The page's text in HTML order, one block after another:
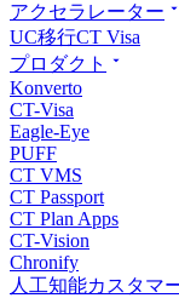
アクセラレーター
UC移行CT Visa
プロダクト
Konverto
CT-Visa
Eagle-Eye
PUFF
CT VMS
CT Passport
CT Plan Apps
CT-Vision
Chronify
人工知能カスタマ